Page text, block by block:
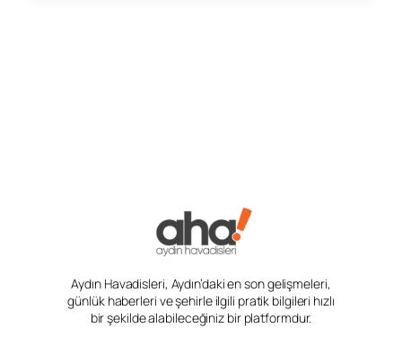
Aydın Havadisleri, Aydın’daki en son gelişmeleri,
günlük haberleri ve şehirle ilgili pratik bilgileri hızlı
bir şekilde alabileceğiniz bir platformdur.